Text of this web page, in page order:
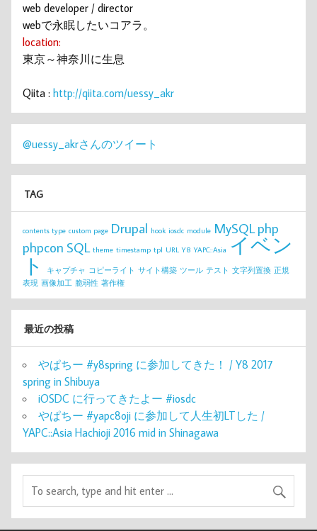
web developer / director
webで永眠したいコアラ。
location:
東京～神奈川に生息
Qiita : http://qiita.com/uessy_akr
@uessy_akrさんのツイート
TAG
contents type custom page Drupal hook iosdc module MySQL php
phpcon SQL theme timestamp tpl URL Y8 YAPC::Asia イベン
ト キャプチャ コピーライト サイト構築 ツール テスト 文字列置換 正規
表現 画像加工 脆弱性 著作権
最近の投稿
やぱちー #y8spring に参加してきた！ / Y8 2017
spring in Shibuya
iOSDC に行ってきたよー #iosdc
やぱちー #yapc8oji に参加して人生初LTした /
YAPC::Asia Hachioji 2016 mid in Shinagawa